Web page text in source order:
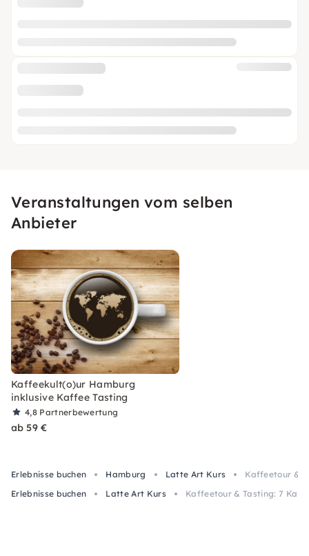
Veranstaltungen vom selben
Anbieter
Kaffeekult(o)ur Hamburg
inklusive Kaffee Tasting
4,8 Partnerbewertung
ab 59 €
Erlebnisse buchen Hamburg Latte Art Kurs
Kaffeetour &
Erlebnisse buchen
Latte Art Kurs Kaffeetour & Tasting: 7